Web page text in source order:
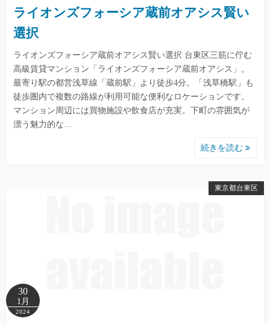
ライオンズフォーシア蔵前オアシス賢い
選択
ライオンズフォーシア蔵前オアシス賢い選択 台東区三筋に佇む
高級賃貸マンション「ライオンズフォーシア蔵前オアシス」。
最寄り駅の都営浅草線「蔵前駅」より徒歩4分。「浅草橋駅」も
徒歩圏内で複数の路線が利用可能な便利なロケーションです。
マンション周辺には買物施設や飲食店が充実。下町の雰囲気が
漂う魅力的な…
続きを読む
東京都台東区
30
1月
2024